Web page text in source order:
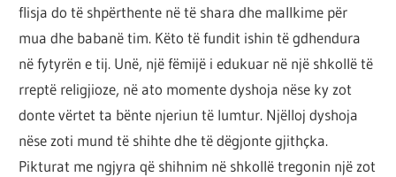
flisja do të shpërthente në të shara dhe mallkime për
mua dhe babanë tim. Këto të fundit ishin të gdhendura
në fytyrën e tij. Unë, një fëmijë i edukuar në një shkollë të
rreptë religjioze, në ato momente dyshoja nëse ky zot
donte vërtet ta bënte njeriun të lumtur. Njëlloj dyshoja
nëse zoti mund të shihte dhe të dëgjonte gjithçka.
Pikturat me ngjyra që shihnim në shkollë tregonin një zot